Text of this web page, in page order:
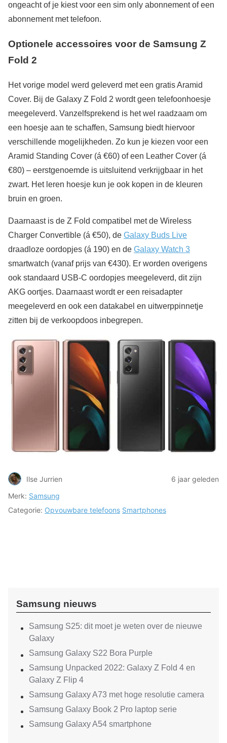
ongeacht of je kiest voor een sim only abonnement of een
abonnement met telefoon.
Optionele accessoires voor de Samsung Z
Fold 2
Het vorige model werd geleverd met een gratis Aramid
Cover. Bij de Galaxy Z Fold 2 wordt geen telefoonhoesje
meegeleverd. Vanzelfsprekend is het wel raadzaam om
een hoesje aan te schaffen, Samsung biedt hiervoor
verschillende mogelijkheden. Zo kun je kiezen voor een
Aramid Standing Cover (á €60) of een Leather Cover (á
€80) – eerstgenoemde is uitsluitend verkrijgbaar in het
zwart. Het leren hoesje kun je ook kopen in de kleuren
bruin en groen.
Daarnaast is de Z Fold compatibel met de Wireless
Charger Convertible (á €50), de Galaxy Buds Live
draadloze oordopjes (á 190) en de Galaxy Watch 3
smartwatch (vanaf prijs van €430). Er worden overigens
ook standaard USB-C oordopjes meegeleverd, dit zijn
AKG oortjes. Daarnaast wordt er een reisadapter
meegeleverd en ook een datakabel en uitwerppinnetje
zitten bij de verkoopdoos inbegrepen.
Ilse Jurrien
6 jaar geleden
Merk: Samsung
Categorie: Opvouwbare telefoons Smartphones
Samsung nieuws
Samsung S25: dit moet je weten over de nieuwe
Galaxy
Samsung Galaxy S22 Bora Purple
Samsung Unpacked 2022: Galaxy Z Fold 4 en
Galaxy Z Flip 4
Samsung Galaxy A73 met hoge resolutie camera
Samsung Galaxy Book 2 Pro laptop serie
Samsung Galaxy A54 smartphone